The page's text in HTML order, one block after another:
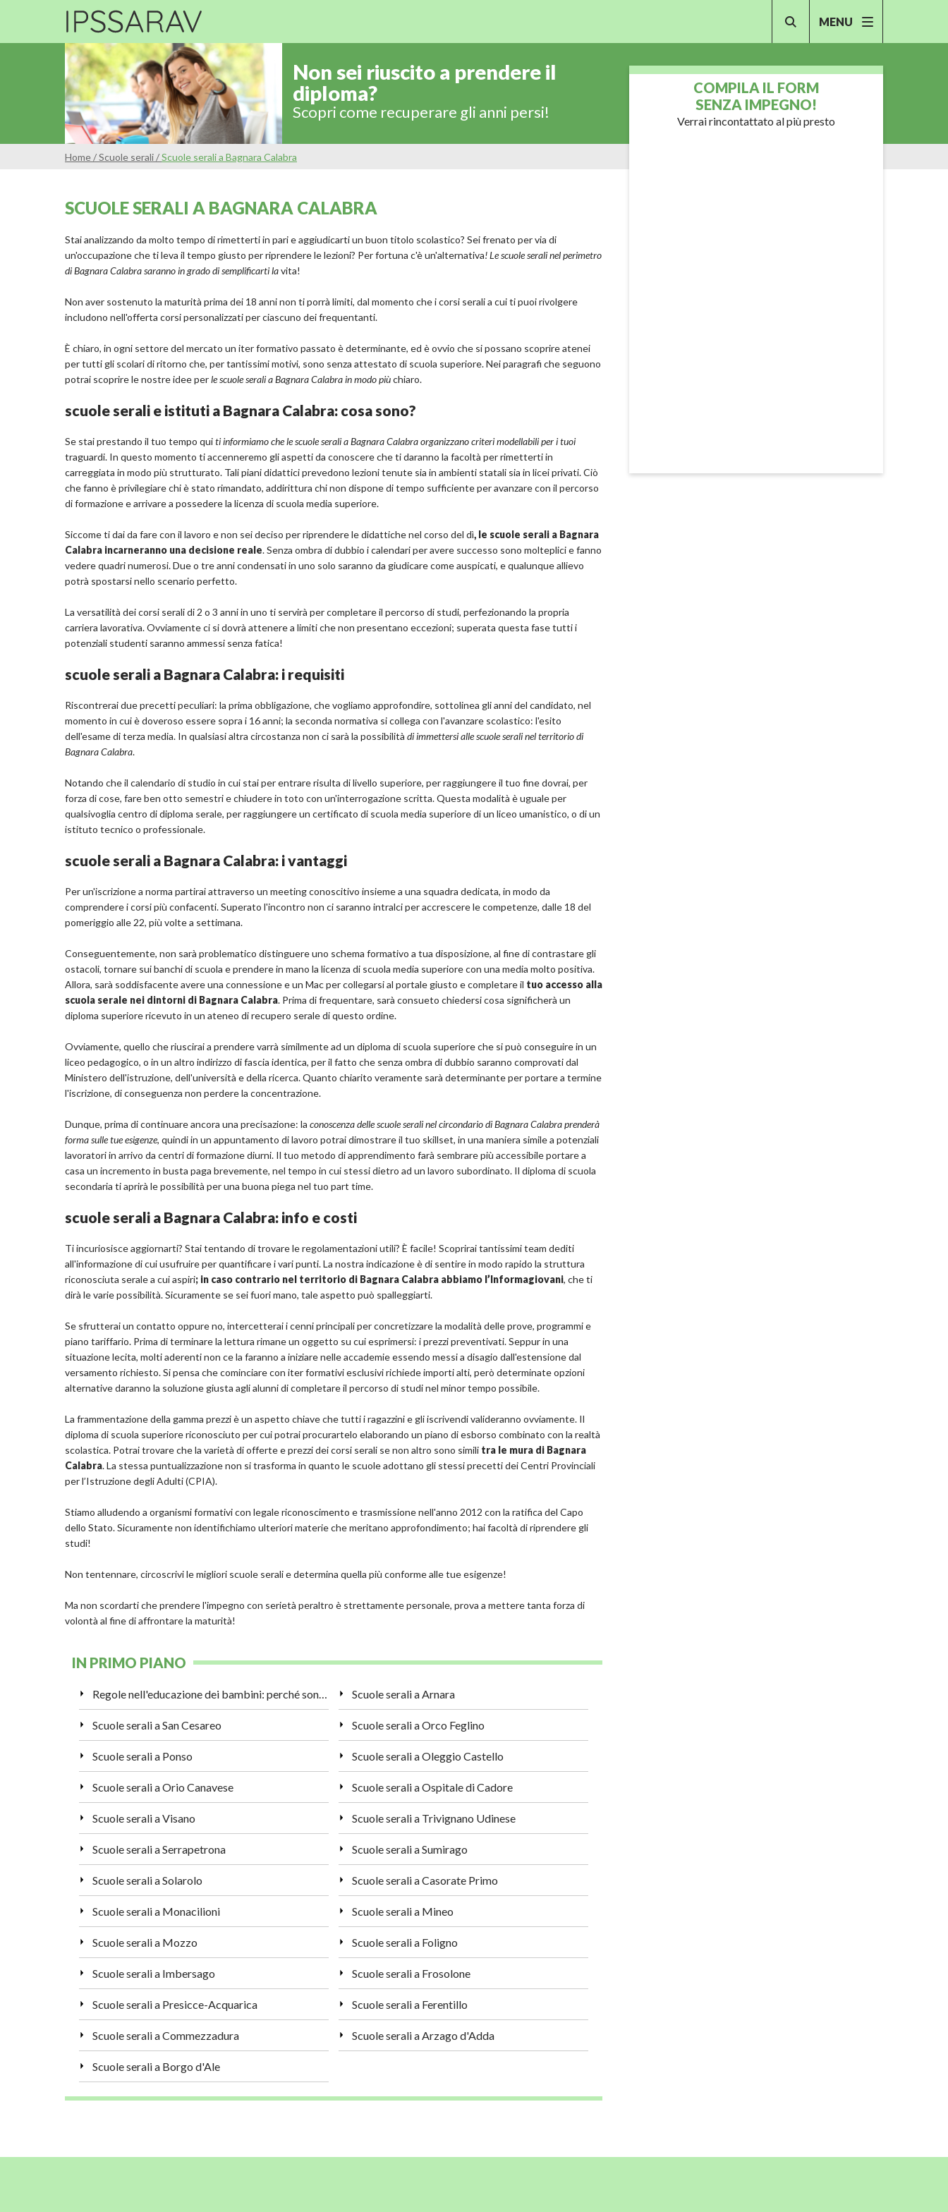
MENU
Non sei riuscito a prendere il
diploma?
Scopri come recuperare gli anni persi!
Home/Scuole serali/Scuole serali a Bagnara Calabra
SCUOLE SERALI A BAGNARA CALABRA
Stai analizzando da molto tempo di rimetterti in pari e aggiudicarti un buon titolo scolastico? Sei frenato per via di
un'occupazione che ti leva il tempo giusto per riprendere le lezioni? Per fortuna c'è un'alternativa! Le scuole serali nel perimetro
di Bagnara Calabra saranno in grado di semplificarti lavita!
Non aver sostenuto la maturità prima dei 18 anni non ti porrà limiti, dal momento che i corsi serali a cui ti puoi rivolgere
includono nell'offerta corsi personalizzati per ciascuno dei frequentanti.
È chiaro, in ogni settore del mercato un iter formativo passato è determinante, ed è ovvio che si possano scoprire atenei
per tutti gli scolari di ritorno che, per tantissimi motivi, sono senza attestato di scuola superiore. Nei paragrafi che seguono
potrai scoprire le nostre idee perle scuole serali a Bagnara Calabra in modo piùchiaro.
scuole serali e istituti a Bagnara Calabra: cosa sono?
Se stai prestando il tuo tempo quiti informiamo che le scuole serali a Bagnara Calabra organizzano criteri modellabili per i tuoi
traguardi. In questo momento ti accenneremo gli aspetti da conoscere che ti daranno la facoltà per rimetterti in
carreggiata in modo più strutturato. Tali piani didattici prevedono lezioni tenute sia in ambienti statali sia in licei privati. Ciò
che fanno è privilegiare chi è stato rimandato, addirittura chi non dispone di tempo sufficiente per avanzare con il percorso
di formazione e arrivare a possedere la licenza di scuola media superiore.
Siccome ti dai da fare con il lavoro e non sei deciso per riprendere le didattiche nel corso del dì, le scuole serali a Bagnara
Calabra incarneranno una decisione reale. Senza ombra di dubbio i calendari per avere successo sono molteplici e fanno
vedere quadri numerosi. Due o tre anni condensati in uno solo saranno da giudicare come auspicati, e qualunque allievo
potrà spostarsi nello scenario perfetto.
La versatilità dei corsi serali di 2 o 3 anni in uno ti servirà per completare il percorso di studi, perfezionando la propria
carriera lavorativa. Ovviamente ci si dovrà attenere a limiti che non presentano eccezioni; superata questa fase tutti i
potenziali studenti saranno ammessi senza fatica!
scuole serali a Bagnara Calabra: i requisiti
Riscontrerai due precetti peculiari: la prima obbligazione, che vogliamo approfondire, sottolinea gli anni del candidato, nel
momento in cui è doveroso essere sopra i 16 anni; la seconda normativa si collega con l'avanzare scolastico: l'esito
dell'esame di terza media. In qualsiasi altra circostanza non ci sarà la possibilità di immettersi alle scuole serali nel territorio di
Bagnara Calabra.
Notando che il calendario di studio in cui stai per entrare risulta di livello superiore, per raggiungere il tuo fine dovrai, per
forza di cose, fare ben otto semestri e chiudere in toto con un'interrogazione scritta. Questa modalità è uguale per
qualsivoglia centro di diploma serale, per raggiungere un certificato di scuola media superiore di un liceo umanistico, o di un
istituto tecnico o professionale.
scuole serali a Bagnara Calabra: i vantaggi
Per un'iscrizione a norma partirai attraverso un meeting conoscitivo insieme a una squadra dedicata, in modo da
comprendere i corsi più confacenti. Superato l'incontro non ci saranno intralci per accrescere le competenze, dalle 18 del
pomeriggio alle 22, più volte a settimana.
Conseguentemente, non sarà problematico distinguere uno schema formativo a tua disposizione, al fine di contrastare gli
ostacoli, tornare sui banchi di scuola e prendere in mano la licenza di scuola media superiore con una media molto positiva.
Allora, sarà soddisfacente avere una connessione e un Mac per collegarsi al portale giusto e completare il tuo accesso alla
scuola serale nei dintorni di Bagnara Calabra. Prima di frequentare, sarà consueto chiedersi cosa significherà un
diploma superiore ricevuto in un ateneo di recupero serale di questo ordine.
Ovviamente, quello che riuscirai a prendere varrà similmente ad un diploma di scuola superiore che si può conseguire in un
liceo pedagogico, o in un altro indirizzo di fascia identica, per il fatto che senza ombra di dubbio saranno comprovati dal
Ministero dell'istruzione, dell'università e della ricerca. Quanto chiarito veramente sarà determinante per portare a termine
l'iscrizione, di conseguenza non perdere la concentrazione.
Dunque, prima di continuare ancora una precisazione: la conoscenza delle scuole serali nel circondario di Bagnara Calabra prenderà
forma sulle tue esigenze, quindi in un appuntamento di lavoro potrai dimostrare il tuo skillset, in una maniera simile a potenziali
lavoratori in arrivo da centri di formazione diurni. Il tuo metodo di apprendimento farà sembrare più accessibile portare a
casa un incremento in busta paga brevemente, nel tempo in cui stessi dietro ad un lavoro subordinato. Il diploma di scuola
secondaria ti aprirà le possibilità per una buona piega nel tuo part time.
scuole serali a Bagnara Calabra: info e costi
Ti incuriosisce aggiornarti? Stai tentando di trovare le regolamentazioni utili? È facile! Scoprirai tantissimi team dediti
all'informazione di cui usufruire per quantificare i vari punti. La nostra indicazione è di sentire in modo rapido la struttura
riconosciuta serale a cui aspiri; in caso contrario nel territorio di Bagnara Calabra abbiamo l’Informagiovani, che ti
dirà le varie possibilità. Sicuramente se sei fuori mano, tale aspetto può spalleggiarti.
Se sfrutterai un contatto oppure no, intercetterai i cenni principali per concretizzare la modalità delle prove, programmi e
piano tariffario. Prima di terminare la lettura rimane un oggetto su cui esprimersi: i prezzi preventivati. Seppur in una
situazione lecita, molti aderenti non ce la faranno a iniziare nelle accademie essendo messi a disagio dall'estensione dal
versamento richiesto. Si pensa che cominciare con iter formativi esclusivi richiede importi alti, però determinate opzioni
alternative daranno la soluzione giusta agli alunni di completare il percorso di studi nel minor tempo possibile.
La frammentazione della gamma prezzi è un aspetto chiave che tutti i ragazzini e gli iscrivendi valideranno ovviamente. Il
diploma di scuola superiore riconosciuto per cui potrai procurartelo elaborando un piano di esborso combinato con la realtà
scolastica. Potrai trovare che la varietà di offerte e prezzi dei corsi serali se non altro sono simili tra le mura di Bagnara
Calabra. La stessa puntualizzazione non si trasforma in quanto le scuole adottano gli stessi precetti dei Centri Provinciali
per l’Istruzione degli Adulti (CPIA).
Stiamo alludendo a organismi formativi con legale riconoscimento e trasmissione nell'anno 2012 con la ratifica del Capo
dello Stato. Sicuramente non identifichiamo ulteriori materie che meritano approfondimento; hai facoltà di riprendere gli
studi!
Non tentennare, circoscrivi le migliori scuole serali e determina quella più conforme alle tue esigenze!
Ma non scordarti che prendere l'impegno con serietà peraltro è strettamente personale, prova a mettere tanta forza di
volontà al fine di affrontare la maturità!
COMPILA IL FORM
SENZA IMPEGNO!
Verrai rincontattato al più presto
IN PRIMO PIANO
Regole nell'educazione dei bambini: perché sono importanti? Scuole serali a Arnara
Scuole serali a San Cesareo Scuole serali a Orco Feglino
Scuole serali a Ponso Scuole serali a Oleggio Castello
Scuole serali a Orio Canavese Scuole serali a Ospitale di Cadore
Scuole serali a Visano Scuole serali a Trivignano Udinese
Scuole serali a Serrapetrona Scuole serali a Sumirago
Scuole serali a Solarolo Scuole serali a Casorate Primo
Scuole serali a Monacilioni Scuole serali a Mineo
Scuole serali a Mozzo Scuole serali a Foligno
Scuole serali a Imbersago Scuole serali a Frosolone
Scuole serali a Presicce-Acquarica Scuole serali a Ferentillo
Scuole serali a Commezzadura Scuole serali a Arzago d'Adda
Scuole serali a Borgo d'Ale